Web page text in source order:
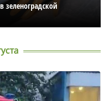
зеленоградской